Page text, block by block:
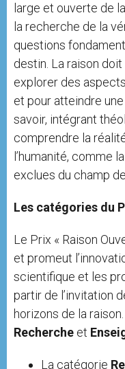
large et ouverte de
la recherche de la
questions
destin. La raison
explorer des
et pour atteindre
savoir, intégrant
comprendre la
l’humanité, comme
exclues du champ
Les catégories du
Le Prix « Raison
et promeut
scientifique et les
partir de l’invitation
horizons de la
Recherche et
La catégorie